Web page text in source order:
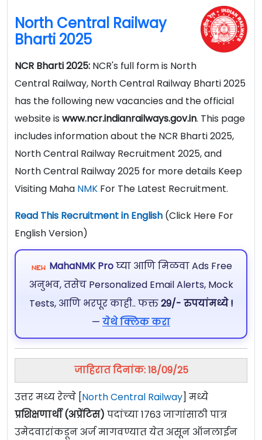
North Central Railway
Bharti 2025
NCR Bharti 2025: NCR's full form is North
Central Railway, North Central Railway Bharti 2025
has the following new vacancies and the official
website is www.ncr.indianrailways.gov.in. This page
includes information about the NCR Bharti 2025,
North Central Railway Recruitment 2025, and
North Central Railway 2025 for more details Keep
Visiting Maha NMK For The Latest Recruitment.
Read This Recruitment in English (Click Here For
English Version)
MahaNMK Proघ्या आणि मिळवा Ads Free
अनुभव, तसेच Personalized Email Alerts, Mock
Tests, आणि भरपूर काही.. फक्त29/- रुपयांमध्ये !
— येथे क्लिक करा
जाहिरात दिनांक: 18/09/25
उत्तर मध्य रेल्वे [North Central Railway] मध्ये
प्रशिक्षणार्थी (अप्रेंटिस) पदांच्या 1763 जागांसाठी पात्र
उमेदवारांकडून अर्ज मागवण्यात येत असून ऑनलाईन